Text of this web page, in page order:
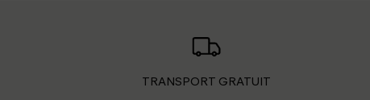
TRANSPORT GRATUIT